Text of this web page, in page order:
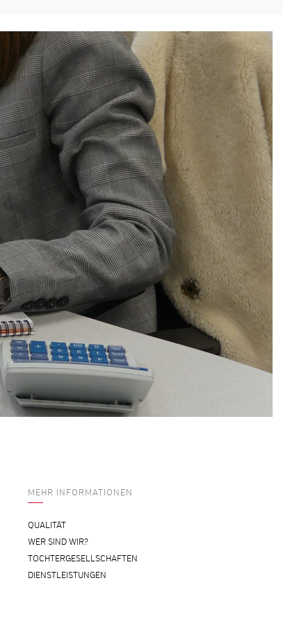
MEHR INFORMATIONEN
QUALITÄT
WER SIND WIR?
TOCHTERGESELLSCHAFTEN
DIENSTLEISTUNGEN